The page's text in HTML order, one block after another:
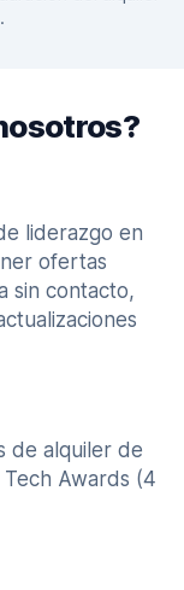
liderazgo en
ofertas
sin contacto,
de alquiler de
Awards (4